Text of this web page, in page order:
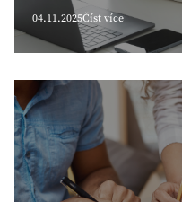
04.11.2025Číst více